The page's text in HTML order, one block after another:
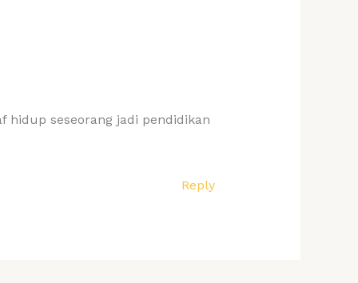
hidup seseorang jadi pendidikan
Reply